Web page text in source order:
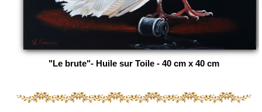
"Le brute"- Huile sur Toile - 40 cm x 40 cm